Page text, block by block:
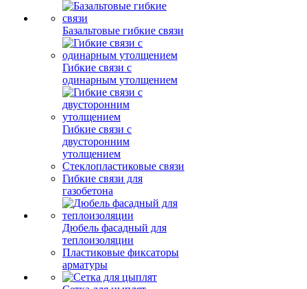
Базальтовые гибкие связи
Гибкие связи с
одинарным утолщением
Гибкие связи с
двусторонним
утолщением
Стеклопластиковые связи
Гибкие связи для
газобетона
Дюбель фасадный для
теплоизоляции
Пластиковые фиксаторы
арматуры